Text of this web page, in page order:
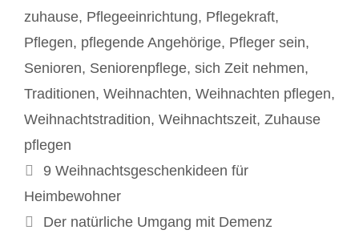
zuhause, Pflegeeinrichtung, Pflegekraft,
Pflegen, pflegende Angehörige, Pfleger sein,
Senioren, Seniorenpflege, sich Zeit nehmen,
Traditionen, Weihnachten, Weihnachten pflegen,
Weihnachtstradition, Weihnachtszeit, Zuhause
pflegen
Beitrags-
Navigation
9 Weihnachtsgeschenkideen für
Heimbewohner
Der natürliche Umgang mit Demenz